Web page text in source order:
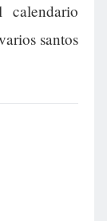
santos